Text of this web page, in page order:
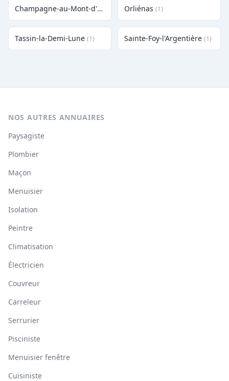
Champagne-au-Mont-d'Or Orliénas (1)
Tassin-la-Demi-Lune (1) Sainte-Foy-l'Argentière (1)
NOS AUTRES ANNUAIRES
Paysagiste
Plombier
Maçon
Menuisier
Isolation
Peintre
Climatisation
Électricien
Couvreur
Carreleur
Serrurier
Pisciniste
Menuisier fenêtre
Cuisiniste